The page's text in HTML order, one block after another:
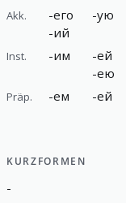
Akk. -его
-ий
-ую
Inst. -им -ей
-ею
Präp. -ем -ей
KURZFORMEN
-